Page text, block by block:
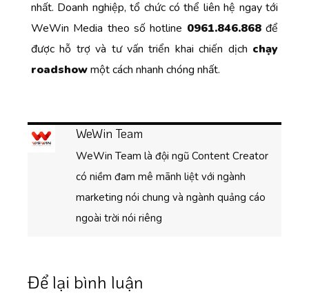
nhất. Doanh nghiệp, tổ chức có thể liên hệ ngay tới
WeWin Media theo số hotline 0961.846.868để
được hỗ trợ và tư vấn triển khai chiến dịch chạy
roadshowmột cách nhanh chóng nhất.
WeWin Team
WeWin Team là đội ngũ Content Creator
có niềm đam mê mãnh liệt với ngành
marketing nói chung và ngành quảng cáo
ngoài trời nói riêng
Để lại bình luận